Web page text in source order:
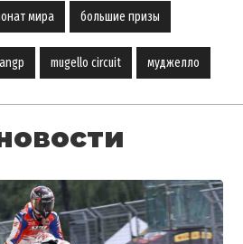
мира большие призы
mugello circuit муджелло